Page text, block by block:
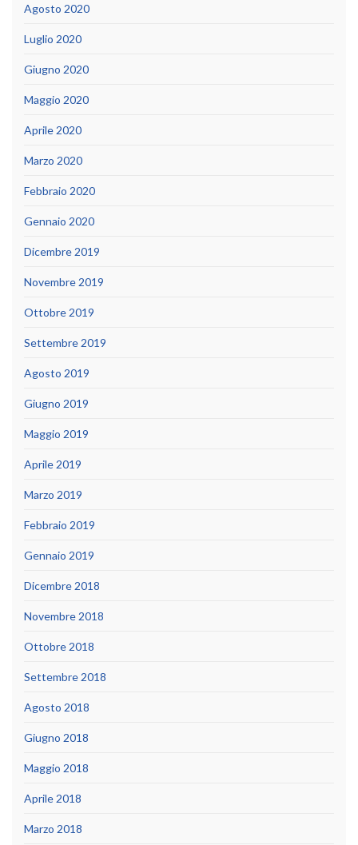
Agosto 2020
Luglio 2020
Giugno 2020
Maggio 2020
Aprile 2020
Marzo 2020
Febbraio 2020
Gennaio 2020
Dicembre 2019
Novembre 2019
Ottobre 2019
Settembre 2019
Agosto 2019
Giugno 2019
Maggio 2019
Aprile 2019
Marzo 2019
Febbraio 2019
Gennaio 2019
Dicembre 2018
Novembre 2018
Ottobre 2018
Settembre 2018
Agosto 2018
Giugno 2018
Maggio 2018
Aprile 2018
Marzo 2018